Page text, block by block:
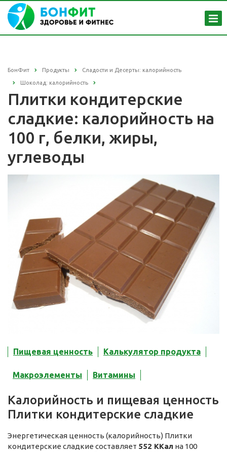
БонФит Продукты Сладости и Десерты: калорийность
Шоколад: калорийность
Плитки кондитерские
сладкие: калорийность на
100 г, белки, жиры,
углеводы
Пищевая ценность Калькулятор продукта
Макроэлементы Витамины
Калорийность и пищевая ценность
Плитки кондитерские сладкие
Энергетическая ценность (калорийность) Плитки
кондитерские сладкие составляет 552 ККал на 100